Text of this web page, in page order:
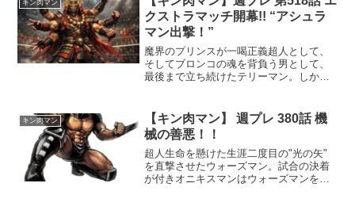
キン肉マン
クストラマッチ開幕!! “アシュラ
マン出撃！”
魔界のプリンスが一喝正義超人として、
そしてブロンコの魂を背負う男として、
最後まで立ち続けたテリーマン。しかし
ジは明白で、もはや次の一撃が命取りに
なりかねない状況。その絶...
キン肉マン
【キン肉マン】 週プレ 380話 機
械の善悪！！
超人生命を懸けた生涯二度目の"光の矢"
を直撃させたウォーズマン。試合の決着
が付きオニキスマンはウォーズマンを最